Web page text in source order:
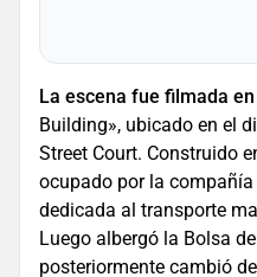
La escena fue filmada en
Building», ubicado en el
Street Court. Construido
ocupado por la
dedicada al transporte
Luego albergó la Bolsa
posteriormente cambió